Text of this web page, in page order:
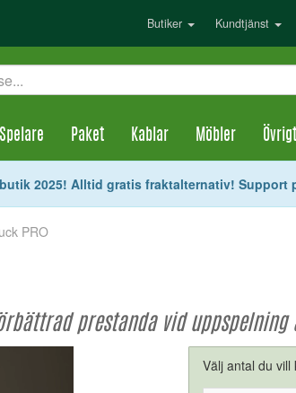
Butiker Kundtjänst
Spelare Paket Kablar Möbler Övrigt
2025! Alltid gratis fraktalternativ! Support
PRO
prestanda vid uppspelning
Välj antal du vill